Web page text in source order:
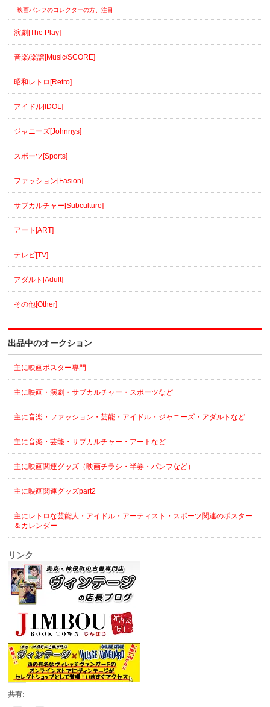
映画パンフのコレクターの方、注目
演劇[The Play]
音楽/楽譜[Music/SCORE]
昭和レトロ[Retro]
アイドル[IDOL]
ジャニーズ[Johnnys]
スポーツ[Sports]
ファッション[Fasion]
サブカルチャー[Subculture]
アート[ART]
テレビ[TV]
アダルト[Adult]
その他[Other]
出品中のオークション
主に映画ポスター専門
主に映画・演劇・サブカルチャー・スポーツなど
主に音楽・ファッション・芸能・アイドル・ジャニーズ・アダルトなど
主に音楽・芸能・サブカルチャー・アートなど
主に映画関連グッズ（映画チラシ・半券・パンフなど）
主に映画関連グッズpart2
主にレトロな芸能人・アイドル・アーティスト・スポーツ関連のポスター
＆カレンダー
リンク
共有: